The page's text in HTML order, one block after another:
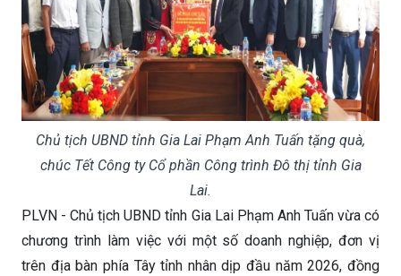
Chủ tịch UBND tỉnh Gia Lai Phạm Anh Tuấn tặng quà,
chúc Tết Công ty Cổ phần Công trình Đô thị tỉnh Gia
Lai.
PLVN - Chủ tịch UBND tỉnh Gia Lai Phạm Anh Tuấn vừa có
chương trình làm việc với một số doanh nghiệp, đơn vị
trên địa bàn phía Tây tỉnh nhân dịp đầu năm 2026, đồng